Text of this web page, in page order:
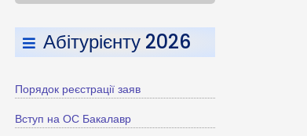
Абітурієнту 2026
Порядок реєстрації заяв
Вступ на ОС Бакалавр